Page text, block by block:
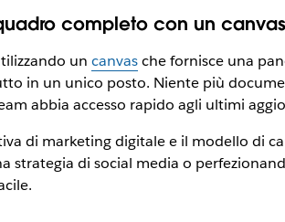
completo con un canvas
un canvasche fornisce una
in un unico posto. Niente più
abbia accesso rapido agli ultimi
di marketing digitale e il modello di
strategia di social media o